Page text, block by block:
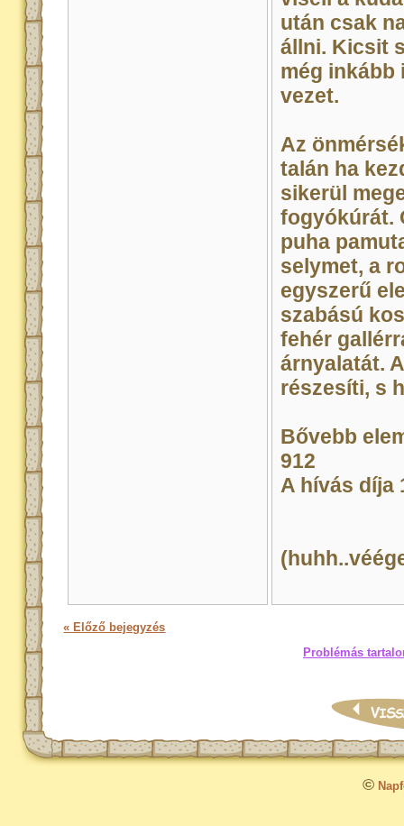
után csak
állni. Kicsit
még inkább
vezet.
Az
talán ha
sikerül
fogyókúrát.
puha
selymet, a
egyszerű
szabású
fehér
árnyalatát.
részesíti, s
Bővebb
912
A hívás díja
« Előző bejegyzés
Problémás
©